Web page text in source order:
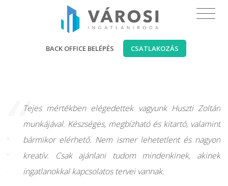
BACK OFFICE BELÉPÉS CSATLAKOZÁS
“
Tejes mértékben elégedettek vagyunk Huszti Zoltán
munkájával. Készséges, megbízható és kitartó, valamint
bármikor elérhető. Nem ismer lehetetlent és nagyon
kreatív. Csak ajánlani tudom mindenkinek, akinek
ingatlanokkal kapcsolatos tervei vannak.